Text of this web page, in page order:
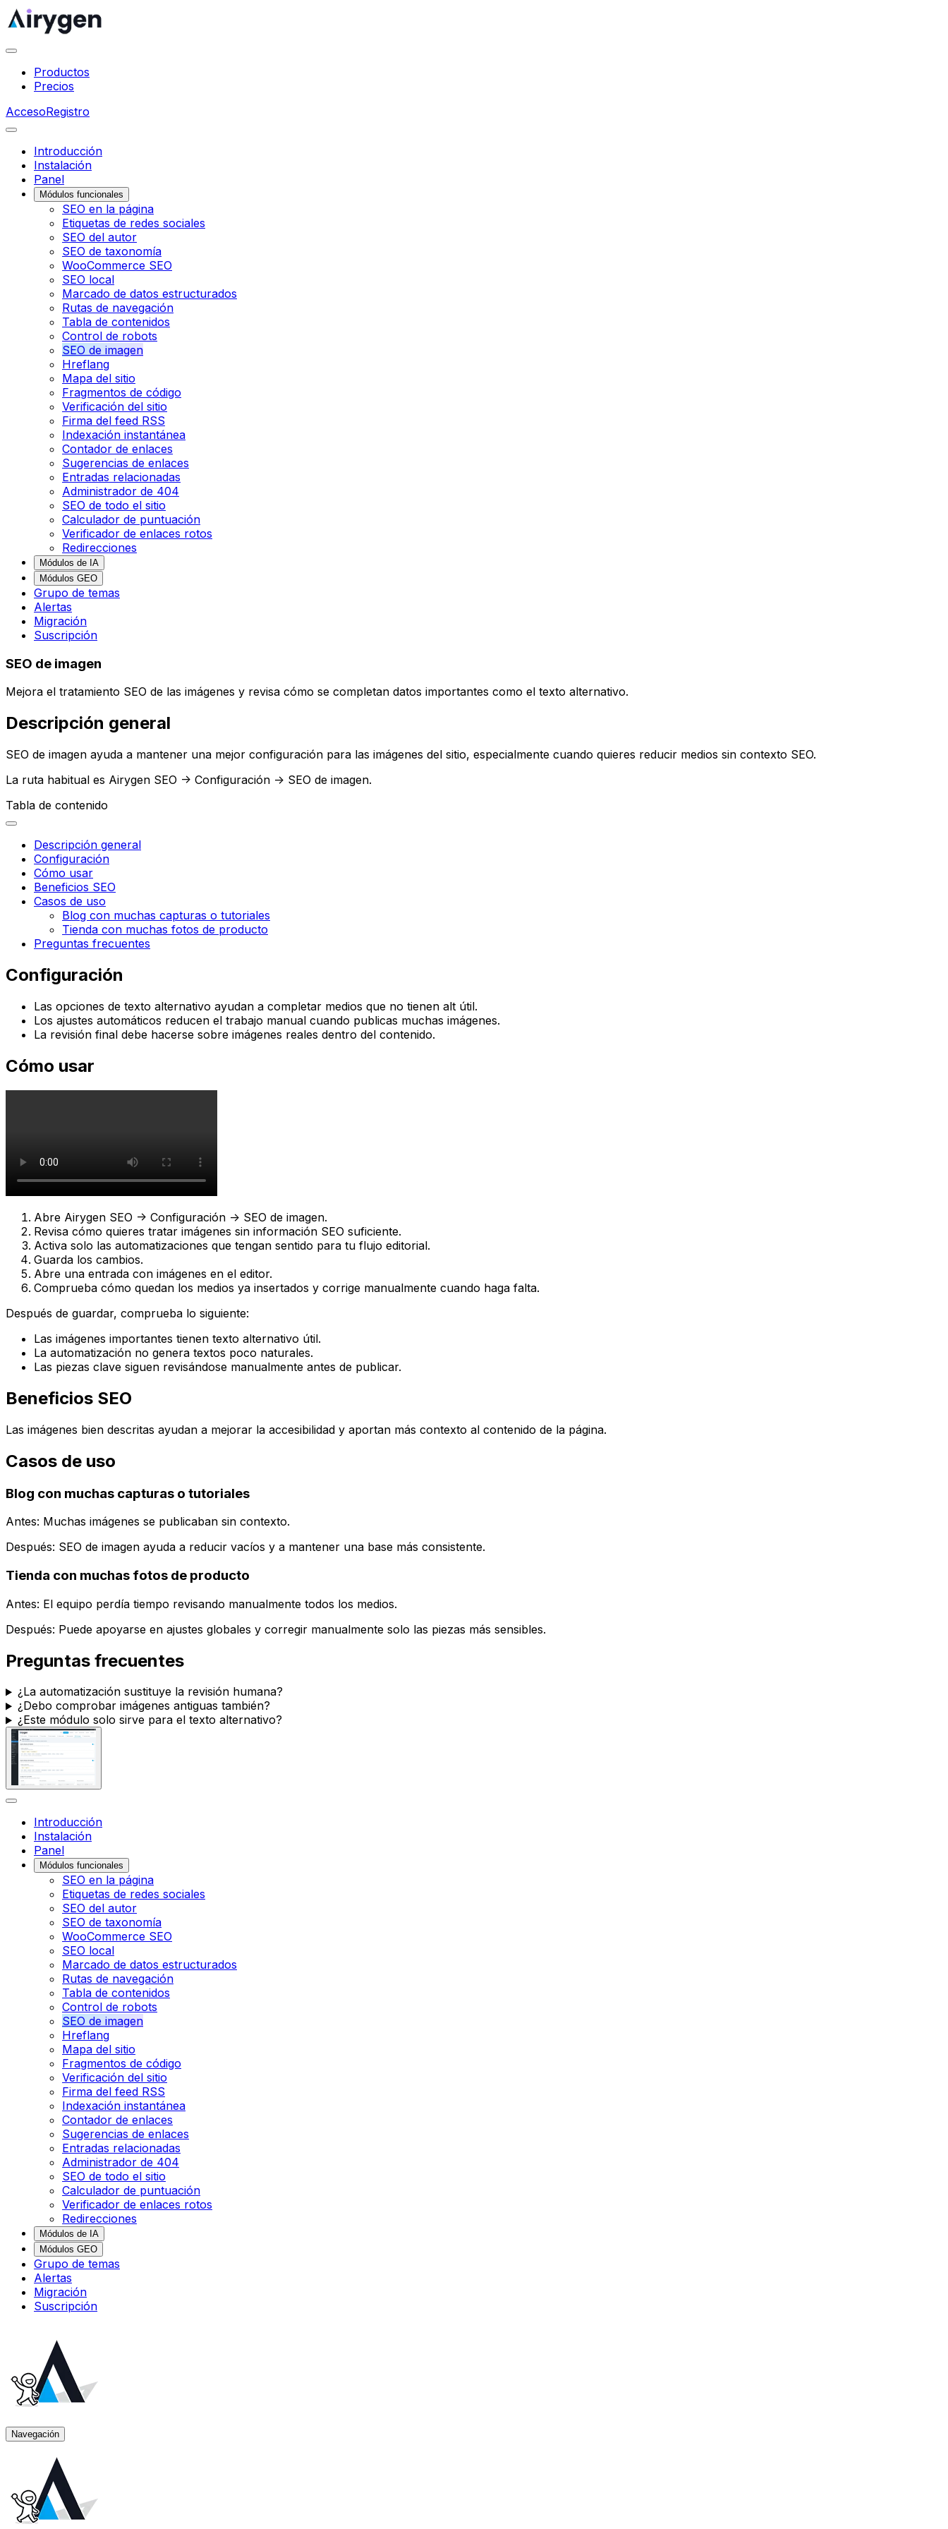
Productos
Precios
AccesoRegistro
Introducción
Instalación
Panel
Módulos funcionales
SEO en la página
Etiquetas de redes sociales
SEO del autor
SEO de taxonomía
WooCommerce SEO
SEO local
Marcado de datos estructurados
Rutas de navegación
Tabla de contenidos
Control de robots
SEO de imagen
Hreflang
Mapa del sitio
Fragmentos de código
Verificación del sitio
Firma del feed RSS
Indexación instantánea
Contador de enlaces
Sugerencias de enlaces
Entradas relacionadas
Administrador de 404
SEO de todo el sitio
Calculador de puntuación
Verificador de enlaces rotos
Redirecciones
Módulos de IA
Módulos GEO
Grupo de temas
Alertas
Migración
Suscripción
SEO de imagen
Mejora el tratamiento SEO de las imágenes y revisa cómo se completan datos importantes como el texto alternativo.
Descripción general
SEO de imagen ayuda a mantener una mejor configuración para las imágenes del sitio, especialmente cuando quieres reducir medios sin contexto SEO.
La ruta habitual es Airygen SEO -> Configuración -> SEO de imagen.
Tabla de contenido
Descripción general
Configuración
Cómo usar
Beneficios SEO
Casos de uso
Blog con muchas capturas o tutoriales
Tienda con muchas fotos de producto
Preguntas frecuentes
Configuración
Las opciones de texto alternativo ayudan a completar medios que no tienen alt útil.
Los ajustes automáticos reducen el trabajo manual cuando publicas muchas imágenes.
La revisión final debe hacerse sobre imágenes reales dentro del contenido.
Cómo usar
Abre Airygen SEO -> Configuración -> SEO de imagen.
Revisa cómo quieres tratar imágenes sin información SEO suficiente.
Activa solo las automatizaciones que tengan sentido para tu flujo editorial.
Guarda los cambios.
Abre una entrada con imágenes en el editor.
Comprueba cómo quedan los medios ya insertados y corrige manualmente cuando haga falta.
Después de guardar, comprueba lo siguiente:
Las imágenes importantes tienen texto alternativo útil.
La automatización no genera textos poco naturales.
Las piezas clave siguen revisándose manualmente antes de publicar.
Beneficios SEO
Las imágenes bien descritas ayudan a mejorar la accesibilidad y aportan más contexto al contenido de la página.
Casos de uso
Blog con muchas capturas o tutoriales
Antes: Muchas imágenes se publicaban sin contexto.
Después: SEO de imagen ayuda a reducir vacíos y a mantener una base más consistente.
Tienda con muchas fotos de producto
Antes: El equipo perdía tiempo revisando manualmente todos los medios.
Después: Puede apoyarse en ajustes globales y corregir manualmente solo las piezas más sensibles.
Preguntas frecuentes
¿La automatización sustituye la revisión humana?
¿Debo comprobar imágenes antiguas también?
¿Este módulo solo sirve para el texto alternativo?
Introducción
Instalación
Panel
Módulos funcionales
SEO en la página
Etiquetas de redes sociales
SEO del autor
SEO de taxonomía
WooCommerce SEO
SEO local
Marcado de datos estructurados
Rutas de navegación
Tabla de contenidos
Control de robots
SEO de imagen
Hreflang
Mapa del sitio
Fragmentos de código
Verificación del sitio
Firma del feed RSS
Indexación instantánea
Contador de enlaces
Sugerencias de enlaces
Entradas relacionadas
Administrador de 404
SEO de todo el sitio
Calculador de puntuación
Verificador de enlaces rotos
Redirecciones
Módulos de IA
Módulos GEO
Grupo de temas
Alertas
Migración
Suscripción
Navegación